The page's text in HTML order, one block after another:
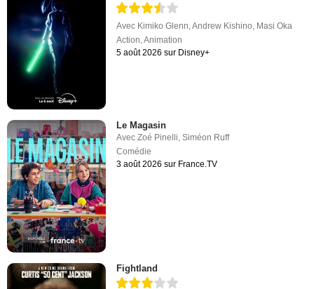
Avec Kimiko Glenn,Andrew Kishino, Masi Oka
Action,Animation
5 août 2026 sur Disney+
Le Magasin
AvecZoé Pinelli,Siméon Ruff
Comédie
3 août 2026 sur France.TV
Fightland